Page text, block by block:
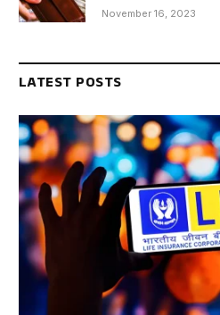
November 16, 2023
LATEST POSTS